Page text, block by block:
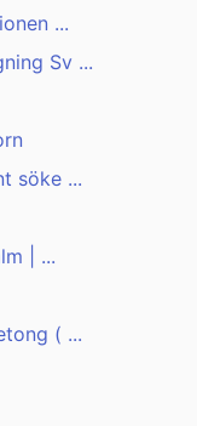
...
Sv ...
söke ...
| ...
( ...